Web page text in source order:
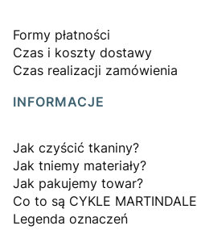
Formy płatności
Czas i koszty dostawy
Czas realizacji zamówienia
INFORMACJE
Jak czyścić tkaniny?
Jak tniemy materiały?
Jak pakujemy towar?
Co to są CYKLE MARTINDALE
Legenda oznaczeń